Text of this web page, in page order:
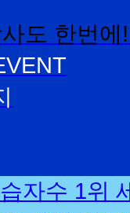
도 한번에!